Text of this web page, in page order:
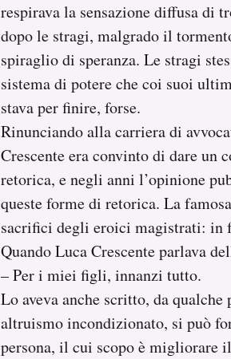
respirava la sensazione diffusa di
dopo le stragi, malgrado il
spiraglio di speranza. Le stragi
sistema di potere che coi suoi
stava per finire, forse.
Rinunciando alla carriera di
Crescente era convinto di dare
retorica, e negli anni l’opinione
queste forme di retorica. La
sacrifici degli eroici magistrati: in
Quando Luca Crescente parlava
– Per i miei figli, innanzi tutto.
Lo aveva anche scritto, da
altruismo incondizionato, si può
persona, il cui scopo è migliorare